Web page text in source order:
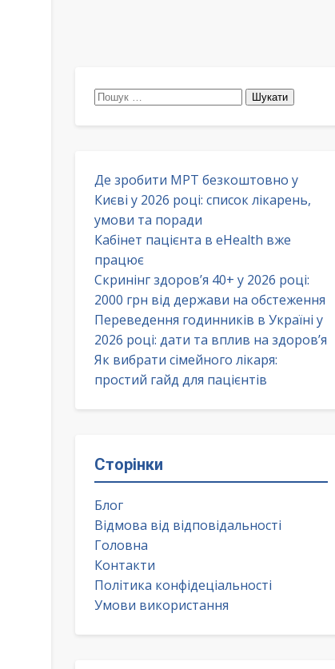
Пошук:
Де зробити МРТ безкоштовно у
Києві у 2026 році: список лікарень,
умови та поради
Кабінет пацієнта в eHealth вже
працює
Скринінг здоров’я 40+ у 2026 році:
2000 грн від держави на обстеження
Переведення годинників в Україні у
2026 році: дати та вплив на здоров’я
Як вибрати сімейного лікаря:
простий гайд для пацієнтів
Сторінки
Блог
Відмова від відповідальності
Головна
Контакти
Політика конфідеціальності
Умови використання